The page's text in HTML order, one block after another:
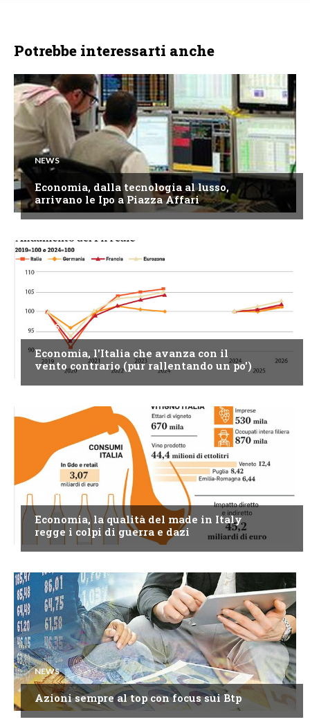
Potrebbe interessarti anche
NEWS
Economia, dalla tecnologia al lusso,
arrivano le Ipo a Piazza Affari
NEWS
Economia, l'Italia che avanza con il
vento contrario (pur rallentando un po')
NEWS
Economia, la qualità del made in Italy
regge i colpi di guerra e dazi
NEWS
Azioni sempre al top con focus sui Btp